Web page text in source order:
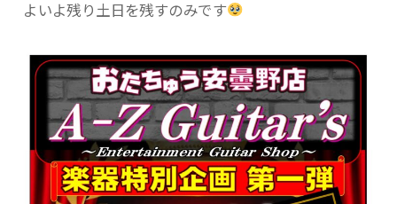
よいよ残り土日を残すのみです